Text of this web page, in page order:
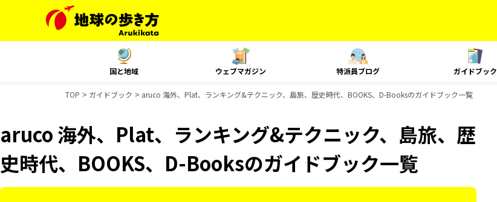
国と地域 ウェブマガジン 特派員ブログ ガイドブック
TOP ガイドブック aruco 海外、Plat、ランキング&テクニック、島旅、歴史時代、BOOKS、D-Booksのガイドブック一覧
aruco 海外、Plat、ランキング&テクニック、島旅、歴
史時代、BOOKS、D-Booksのガイドブック一覧